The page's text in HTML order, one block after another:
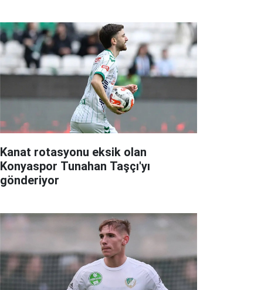
Kanat rotasyonu eksik olan
Konyaspor Tunahan Taşçı'yı
gönderiyor